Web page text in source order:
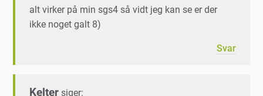
alt virker på min sgs4 så vidt jeg kan se er der
ikke noget galt 8)
Svar
Kelter siger: